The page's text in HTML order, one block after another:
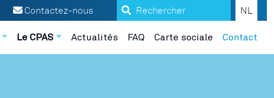
Search NL
Contactez-nous
Le CPAS Actualités FAQ Carte sociale Contact